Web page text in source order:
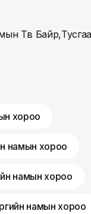
Төв
хороо
намын хороо
намын хороо
намын хороо